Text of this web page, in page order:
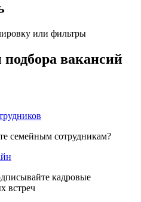
или фильтры
вакансий
семейным сотрудникам?
кадровые
встреч